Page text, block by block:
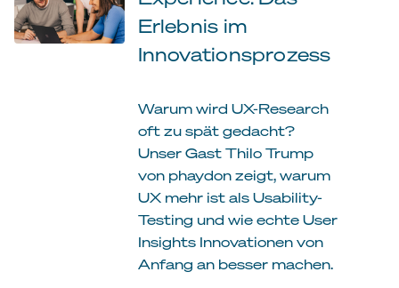
Erlebnis im
Innovationsprozess
Warum wird UX-Research
oft zu spät gedacht?
Unser Gast Thilo Trump
von phaydon zeigt, warum
UX mehr ist als Usability-
Testing und wie echte User
Insights Innovationen von
Anfang an besser machen.